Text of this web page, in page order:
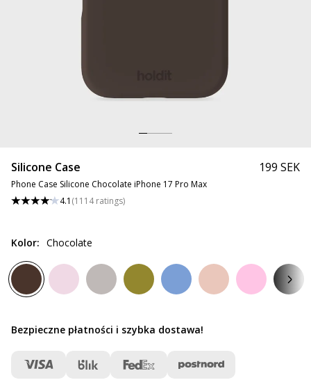
Silicone Case
Phone Case Silicone Chocolate iPhone 17 Pro Max
4.1 (1114 ratings)
199 SEK
Kolor: Chocolate
Bezpieczne płatności i szybka dostawa!